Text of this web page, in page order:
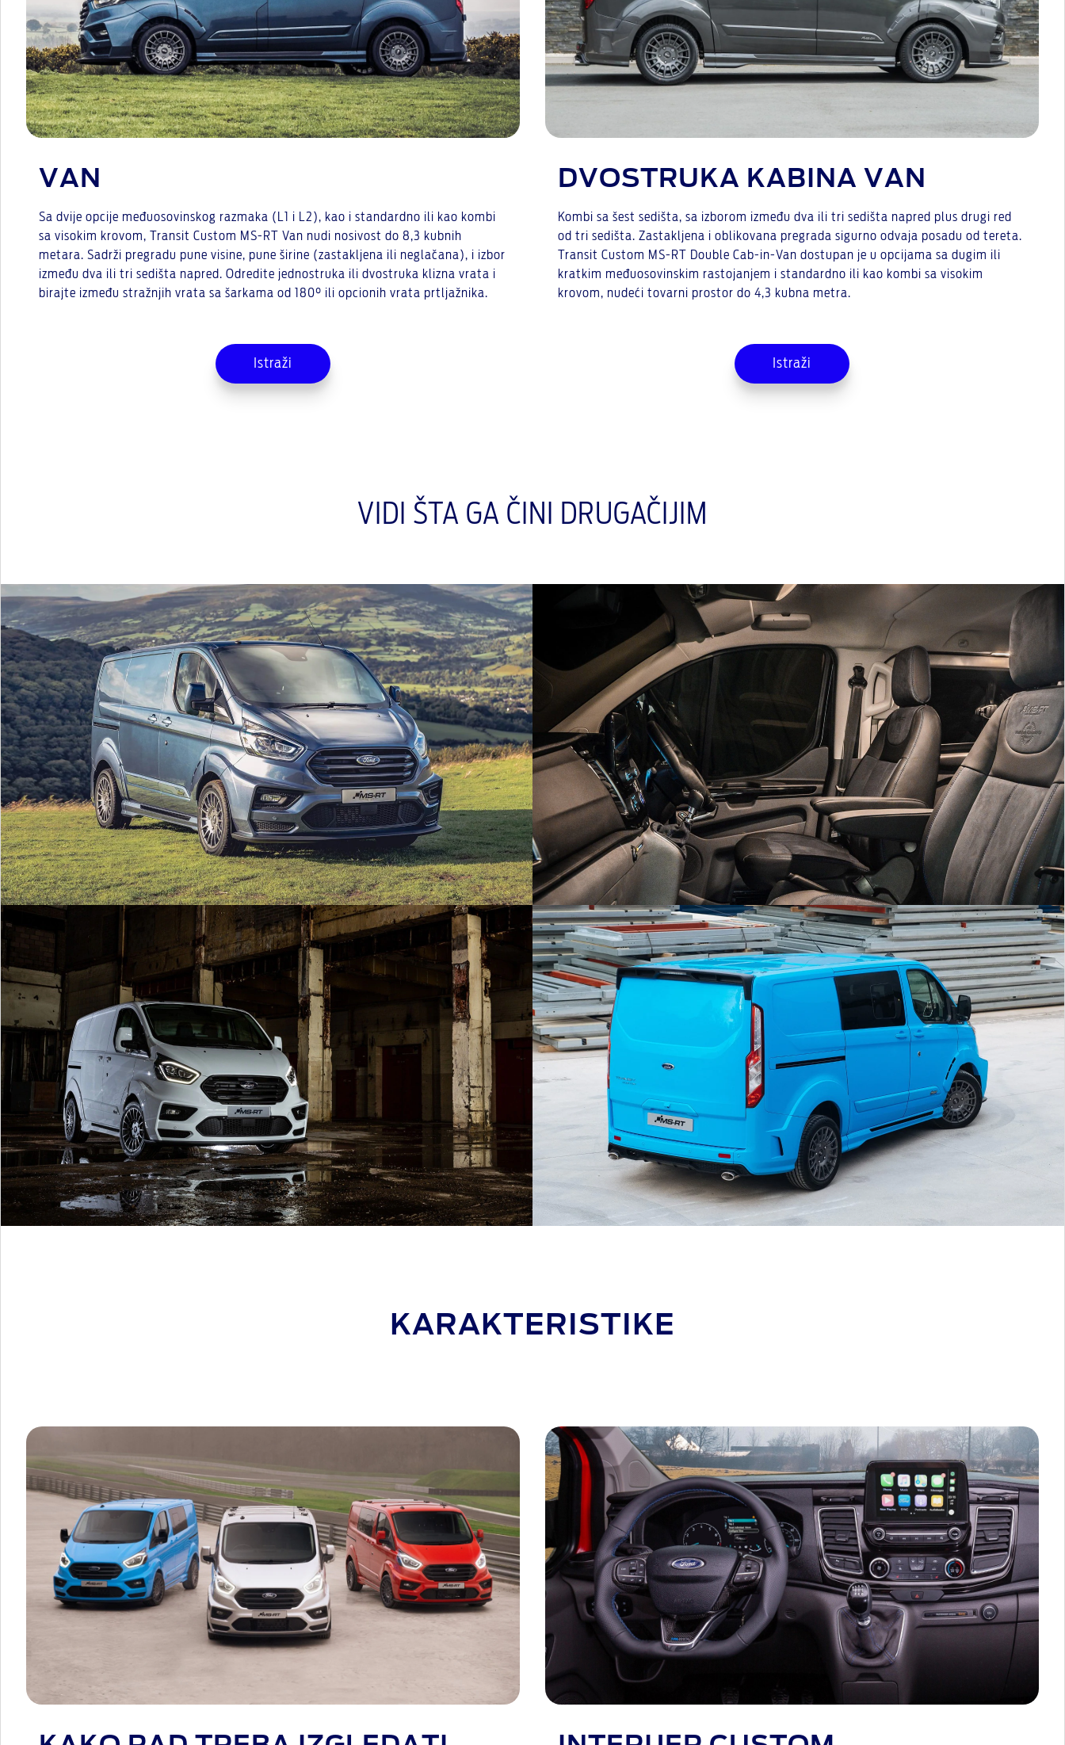
VAN
Sa dvije opcije međuosovinskog razmaka (L1 i L2), kao i standardno ili kao kombi
sa visokim krovom, Transit Custom MS-RT Van nudi nosivost do 8,3 kubnih
metara. Sadrži pregradu pune visine, pune širine (zastakljena ili neglačana), i izbor
između dva ili tri sedišta napred. Odredite jednostruka ili dvostruka klizna vrata i
birajte između stražnjih vrata sa šarkama od 180° ili opcionih vrata prtljažnika.
Istraži
DVOSTRUKA KABINA VAN
Kombi sa šest sedišta, sa izborom između dva ili tri sedišta napred plus drugi red
od tri sedišta. Zastakljena i oblikovana pregrada sigurno odvaja posadu od tereta.
Transit Custom MS-RT Double Cab-in-Van dostupan je u opcijama sa dugim ili
kratkim međuosovinskim rastojanjem i standardno ili kao kombi sa visokim
krovom, nudeći tovarni prostor do 4,3 kubna metra.
Istraži
VIDI ŠTA GA ČINI DRUGAČIJIM
KARAKTERISTIKE